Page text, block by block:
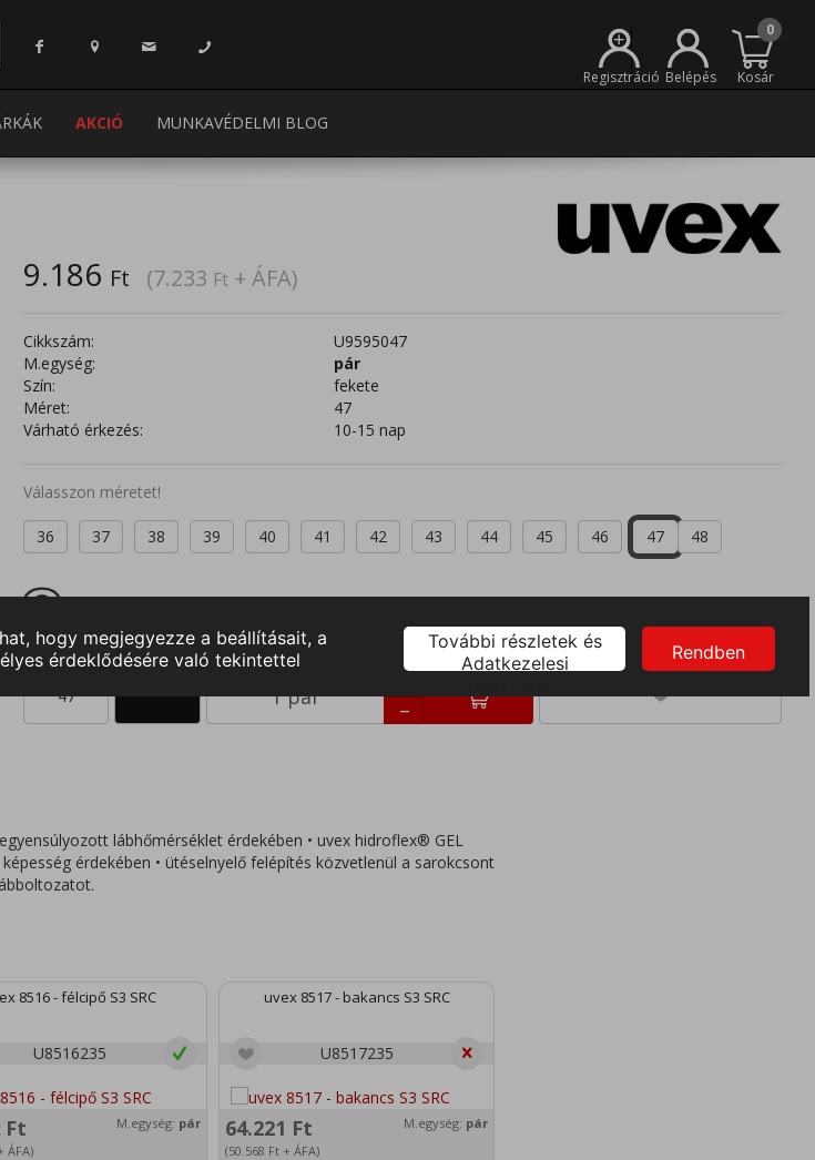
+
Regisztráció Belépés
0
Kosár
AKCIÓ MUNKAVÉDELMI BLOG
9.186 Ft (7.233 Ft + ÁFA)
Cikkszám:
U9595047
M.egység:
pár
Szín:
fekete
Méret:
47
Várható érkezés:
10-15 nap
Válasszon méretet!
36 37 38 39 40 41 42 43 44 45 46 47 48
47
lábhőmérséklet érdekében • uvex hidroflex® GEL
érdekében • ütéselnyelő felépítés közvetlenül a sarokcsont
8516 - félcipő S3 SRC
U8516235
Ft
ÁFA)
M.egység: pár
uvex 8517 - bakancs S3 SRC
U8517235
64.221 Ft
(50.568 Ft + ÁFA)
M.egység: pár